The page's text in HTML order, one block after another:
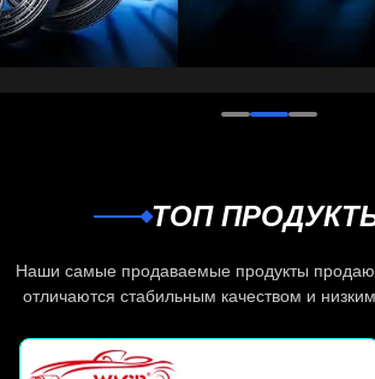
ТОП
Наши самые продаваемые продукты
отличаются стабильным качеством и